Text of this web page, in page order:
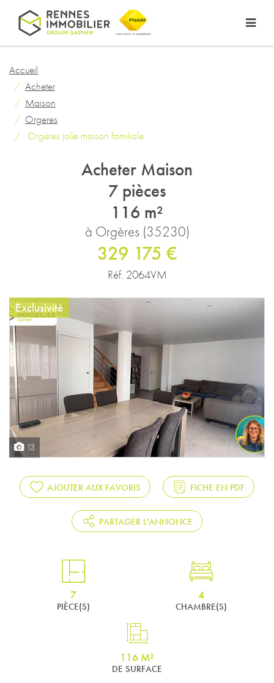
Accueil
Acheter
Maison
Orgeres
Orgères jolie maison familiale
Acheter Maison
7 pièces
116 m²
à Orgères (35230)
329 175 €
Réf. 2064VM
Exclusivité
13
AJOUTER AUX FAVORIS FICHE EN PDF
PARTAGER L'ANNONCE
7
PIÈCE(S)
4
CHAMBRE(S)
116 M²
DE SURFACE